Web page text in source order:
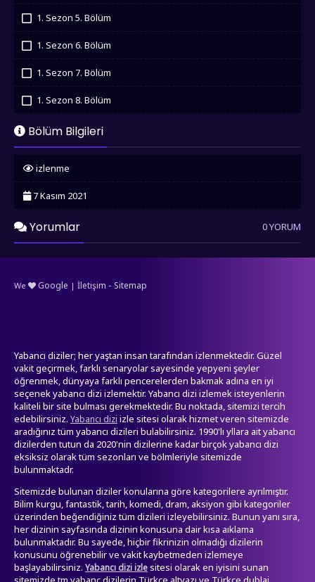
1. Sezon 5. Bölüm
1. Sezon 6. Bölüm
1. Sezon 7. Bölüm
1. Sezon 8. Bölüm
İzledim
1. Sezon 9. Bölüm
Bölüm Bilgileri
izlenme
7 Kasım 2021
Yorumlar 0 YORUM
We Google | İletişim - Sitemap
Yabancı diziler; her yaştan insan tarafından izlenmektedir. Güzel
vakit geçirmek, farklı senaryolar sayesinde yepyeni şeyler
öğrenmek, dünyaya farklı pencerelerden bakmak adına en iyi
seçenek yabancı dizi izlemektir. Yabancı dizi izlemek isteyenlerin
kaliteli bir site bulması gerekmektedir. Bu noktada, sitemizi tercih
edebilirsiniz. Yabancı dizi izle sitesi olarak hizmet veren sitemizde
aradığınız tüm yabancı dizileri bulabilirsiniz. 1990'lı yllara ait yabancı
dizilerden tutun da 2020'nin dizilerine kadar birçok yabancı dizi
eksiksiz olarak tüm sezonları ve bölmleriyle sitemizde
bulunmaktadr.
Sitemizde bulunan diziler konularına göre kategorilere ayrılmıştır.
Bilim kurgu, fantastik, tarih, komedi, dram, aksiyon gibi kategoriler
üzerinden beğendiğiniz tüm dizileri izleyebilirsiniz. Bunun yanı sıra,
her dizinin sayfasında dizinin konusuna dair kısa aıklama
bulunmaktadır. Bu sayede, hiçbir fikrinizin olmadığı dizilerin
konusunu öğrenebilir ve vakit kaybetmeden izlemeye
başlayabilirsiniz. Yabancı dizi izlesitesi olarak en iyisini sunan